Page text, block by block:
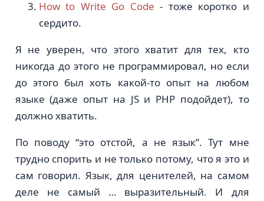
How to Write Go Code - тоже коротко и
сердито.
Я не уверен, что этого хватит для тех, кто
никогда до этого не программировал, но если
до этого был хоть какой-то опыт на любом
языке (даже опыт на JS и PHP подойдет), то
должно хватить.
По поводу “это отстой, a не язык”. Тут мне
трудно спорить и не только потому, что я это и
сам говорил. Язык, для ценителей, на самом
деле не самый … выразительный. И для